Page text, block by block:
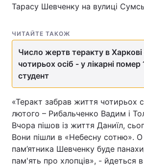
Тарасу Шевченку на вулиці
ЧИТАЙТЕ ТАКОЖ
Число жертв теракту в
чотирьох осіб - у лікарні помер
студент
«Теракт забрав життя чотирьох
лютого – Рибальченко Вадим і
Вчора пішов із життя Даниїл,
Вони пішли в «Небесну сотню». О
пам’ятника Шевченку буде
пам'ять про хлопців», - йдеться в